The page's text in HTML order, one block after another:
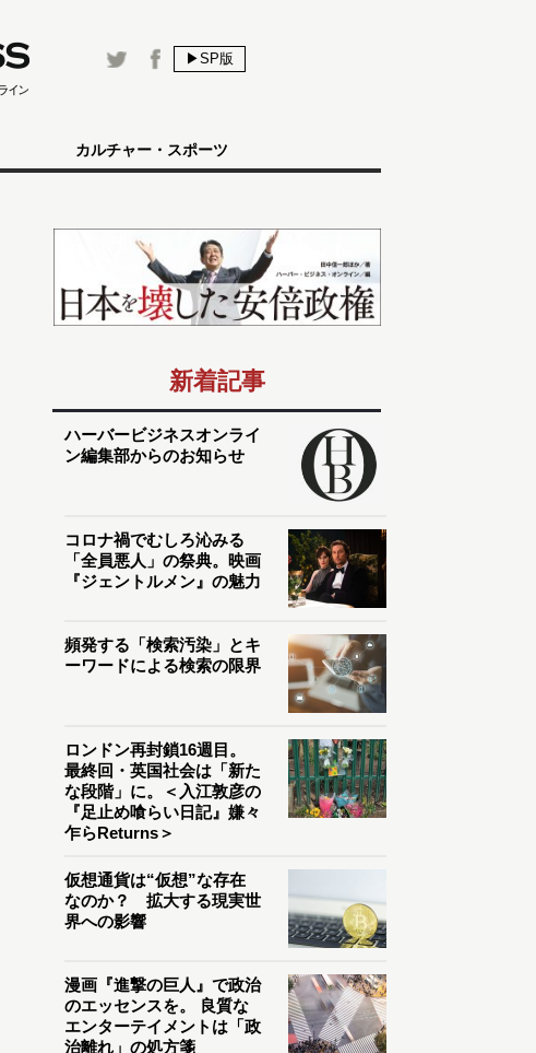
▶SP版
カルチャー・スポーツ
新着記事
ハーバービジネスオンライ
ン編集部からのお知らせ
コロナ禍でむしろ沁みる
「全員悪人」の祭典。映画
『ジェントルメン』の魅力
頻発する「検索汚染」とキ
ーワードによる検索の限界
ロンドン再封鎖16週目。
最終回・英国社会は「新た
な段階」に。＜入江敦彦の
『足止め喰らい日記』嫌々
乍らReturns＞
仮想通貨は“仮想”な存在
なのか？ 拡大する現実世
界への影響
漫画『進撃の巨人』で政治
のエッセンスを。 良質な
エンターテイメントは「政
治離れ」の処方箋